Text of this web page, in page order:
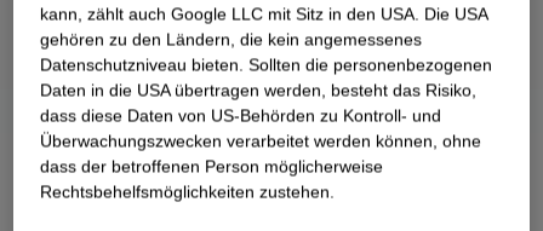
kann, zählt auch Google LLC mit Sitz in den USA. Die USA
gehören zu den Ländern, die kein angemessenes
Datenschutzniveau bieten. Sollten die personenbezogenen
Daten in die USA übertragen werden, besteht das Risiko,
dass diese Daten von US-Behörden zu Kontroll- und
Überwachungszwecken verarbeitet werden können, ohne
dass der betroffenen Person möglicherweise
Rechtsbehelfsmöglichkeiten zustehen.